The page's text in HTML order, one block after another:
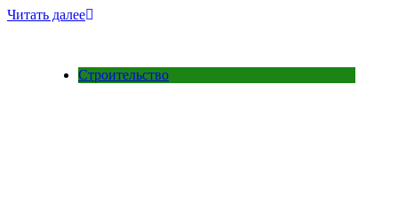
Читать далее
Строительство